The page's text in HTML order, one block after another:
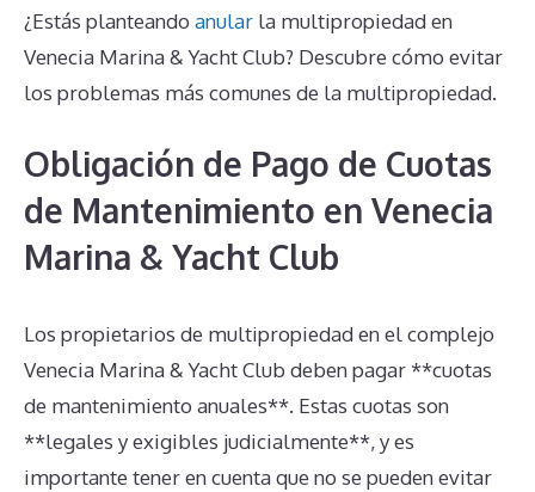
¿Estás planteando anular la multipropiedad en
Venecia Marina & Yacht Club? Descubre cómo evitar
los problemas más comunes de la multipropiedad.
Obligación de Pago de Cuotas
de Mantenimiento en Venecia
Marina & Yacht Club
Los propietarios de multipropiedad en el complejo
Venecia Marina & Yacht Club deben pagar **cuotas
de mantenimiento anuales**. Estas cuotas son
**legales y exigibles judicialmente**, y es
importante tener en cuenta que no se pueden evitar